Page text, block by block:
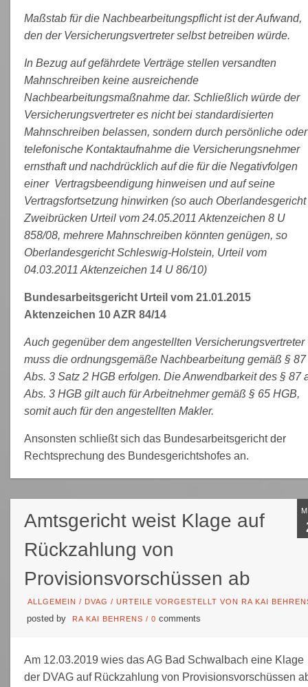
Maßstab für die Nachbearbeitungspflicht ist der Aufwand,
den der Versicherungsvertreter selbst betreiben würde.
In Bezug auf gefährdete Verträge stellen versandten
Mahnschreiben keine ausreichende
Nachbearbeitungsmaßnahme dar. Schließlich würde der
Versicherungsvertreter es nicht bei standardisierten
Mahnschreiben belassen, sondern durch persönliche oder
telefonische Kontaktaufnahme die Versicherungsnehmer
ernsthaft und nachdrücklich auf die für die Negativfolgen
einer Vertragsbeendigung hinweisen und auf seine
Vertragsfortsetzung hinwirken (so auch Oberlandesgericht
Zweibrücken Urteil vom 24.05.2011 Aktenzeichen 8 U
858/08, mehrere Mahnschreiben könnten genügen, so
Oberlandesgericht Schleswig-Holstein, Urteil vom
04.03.2011 Aktenzeichen 14 U 86/10)
Bundesarbeitsgericht Urteil vom 21.01.2015
Aktenzeichen 10 AZR 84/14
Auch gegenüber dem angestellten Versicherungsvertreter
muss die ordnungsgemäße Nachbearbeitung gemäß § 87
Abs. 3 Satz 2 HGB erfolgen. Die Anwendbarkeit des § 87
Abs. 3 HGB gilt auch für Arbeitnehmer gemäß § 65 HGB,
somit auch für den angestellten Makler.
Ansonsten schließt sich das Bundesarbeitsgericht der
Rechtsprechung des Bundesgerichtshofes an.
Amtsgericht weist Klage auf
Rückzahlung von
Provisionsvorschüssen ab
ALLGEMEIN / DVAG / URTEILE VORGESTELLT VON RA KAI
posted by RA KAI BEHRENS / 0 comments
Am 12.03.2019 wies das AG Bad Schwalbach eine Klage
der DVAG auf Rückzahlung von Provisionsvorschüssen